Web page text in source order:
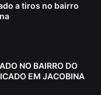
a tiros no bairro
NO BAIRRO DO
EM JACOBINA